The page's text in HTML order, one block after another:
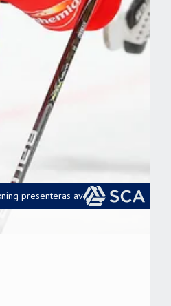
presenteras av